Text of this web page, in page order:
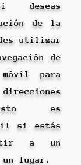
deseas
de la
utilizar
de
para
es
si estás
a un
lugar.